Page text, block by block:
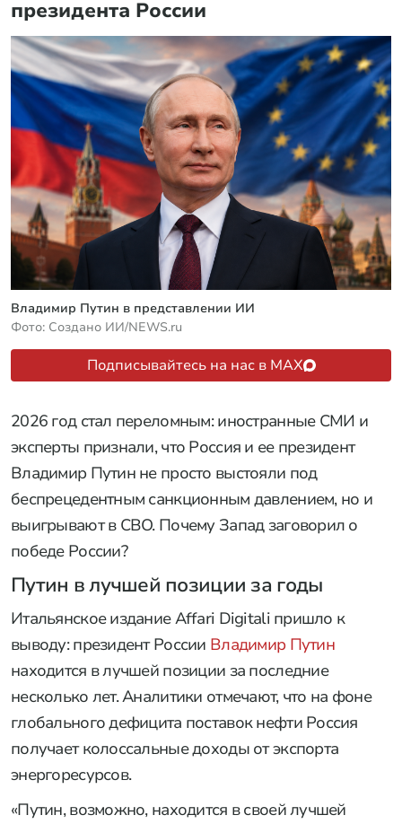
президента России
Владимир Путин в представлении ИИ
Фото: Создано ИИ/NEWS.ru
Подписывайтесь на нас в MAX
2026 год стал переломным: иностранные СМИ и
эксперты признали, что Россия и ее президент
Владимир Путин не просто выстояли под
беспрецедентным санкционным давлением, но и
выигрывают в СВО. Почему Запад заговорил о
победе России?
Путин в лучшей позиции за годы
Итальянское издание Affari Digitali пришло к
выводу: президент России Владимир Путин
находится в лучшей позиции за последние
несколько лет. Аналитики отмечают, что на фоне
глобального дефицита поставок нефти Россия
получает колоссальные доходы от экспорта
энергоресурсов.
«Путин, возможно, находится в своей лучшей